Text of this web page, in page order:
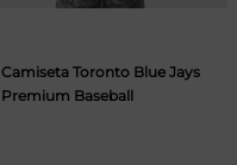
Camiseta Toronto Blue Jays
Premium Baseball